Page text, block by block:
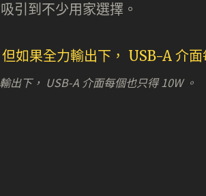
引到不少用家選擇。
出下， USB-A 介面每個也只得 10W 。